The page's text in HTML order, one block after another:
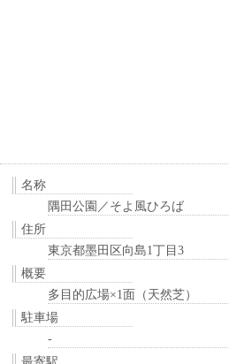
名称
隅田公園／そよ風ひろば
住所
東京都墨田区向島1丁目3
概要
多目的広場×1面（天然芝）
駐車場
-